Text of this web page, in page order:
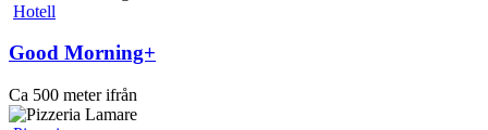
Hotell
Good Morning+
Ca 500 meter ifrån